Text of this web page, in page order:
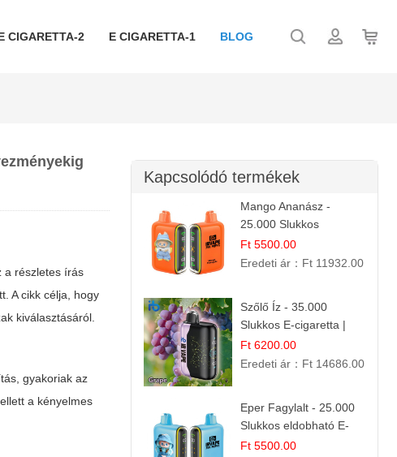
CIGARETTA-2 E CIGARETTA-1 BLOG
a részletes írás
A cikk célja, hogy
kiválasztásáról.
gyakoriak az
a kényelmes
Kapcsolódó termékek
Mango Ananász -
25.000 Slukkos
eldobható E-cigaretta |
Trópusi Ízélmény
Ft 5500.00
Eredeti ár： Ft 11932.00
Szőlő Íz - 35.000
Slukkos E-cigaretta |
Friss Gyümölcs Aroma
Ft 6200.00
Eredeti ár： Ft 14686.00
Eper Fagylalt - 25.000
Slukkos eldobható E-
cigaretta | Édes
Ft 5500.00